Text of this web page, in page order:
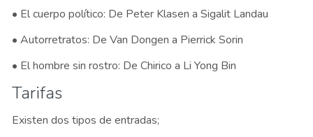
• El cuerpo político: De Peter Klasen a Sigalit Landau
• Autorretratos: De Van Dongen a Pierrick Sorin
• El hombre sin rostro: De Chirico a Li Yong Bin
Tarifas
Existen dos tipos de entradas;